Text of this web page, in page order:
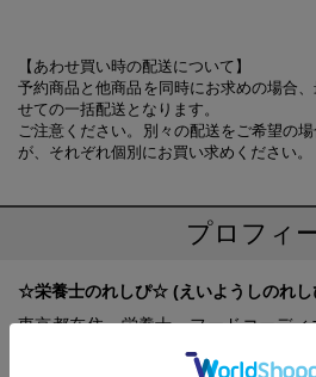
【あわせ買い時の配送について】
予約商品と他商品を同時にお求めの場合
せての一括配送となります。
ご注意ください。別々の配送をご希望の
が、それぞれ個別にお買い求めください。
プロフィ
☆栄養士のれしぴ☆ (えいようしのれし
東京都在住。栄養士、フードコーデ
の4人家族。クックパッド歴は2011年